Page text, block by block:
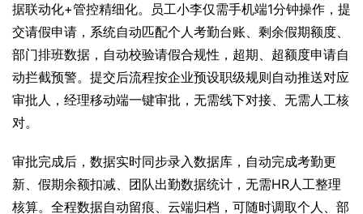
据联动化+管控精细化。员工小李仅需手机端1分钟操作，提
交请假申请，系统自动匹配个人考勤台账、剩余假期额度、
部门排班数据，自动校验请假合规性，超期、超额度申请自
动拦截预警。提交后流程按企业预设职级规则自动推送对应
审批人，经理移动端一键审批，无需线下对接、无需人工核
对。
审批完成后，数据实时同步录入数据库，自动完成考勤更
新、假期余额扣减、团队出勤数据统计，无需HR人工整理
核算。全程数据自动留痕、云端归档，可随时调取个人、部